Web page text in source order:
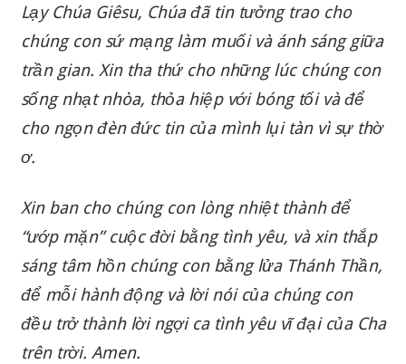
Lạy Chúa Giêsu, Chúa đã tin tưởng trao cho
chúng con sứ mạng làm muối và ánh sáng giữa
trần gian. Xin tha thứ cho những lúc chúng con
sống nhạt nhòa, thỏa hiệp với bóng tối và để
cho ngọn đèn đức tin của mình lụi tàn vì sự thờ
ơ.
Xin ban cho chúng con lòng nhiệt thành để
“ướp mặn” cuộc đời bằng tình yêu, và xin thắp
sáng tâm hồn chúng con bằng lửa Thánh Thần,
để mỗi hành động và lời nói của chúng con
đều trở thành lời ngợi ca tình yêu vĩ đại của Cha
trên trời. Amen.